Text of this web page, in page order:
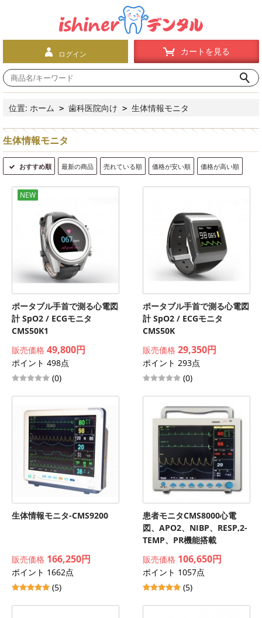
ログイン カートを見る
位置: ホーム > 歯科医院向け > 生体情報モニタ
生体情報モニタ
おすすめ順 最新の商品 売れている順 価格が安い順 価格が高い順
NEW
ポータブル手首で測る心電図
計 SpO2 / ECGモニタ
CMS50K1
販売価格 49,800円
ポイント 498点
(0)
ポータブル手首で測る心電図
計 SpO2 / ECGモニタ
CMS50K
販売価格 29,350円
ポイント 293点
(0)
生体情報モニタ-CMS9200
販売価格 166,250円
ポイント 1662点
(5)
患者モニタCMS8000心電
図、APO2、NIBP、RESP,2-
TEMP、PR機能搭載
販売価格 106,650円
ポイント 1057点
(5)